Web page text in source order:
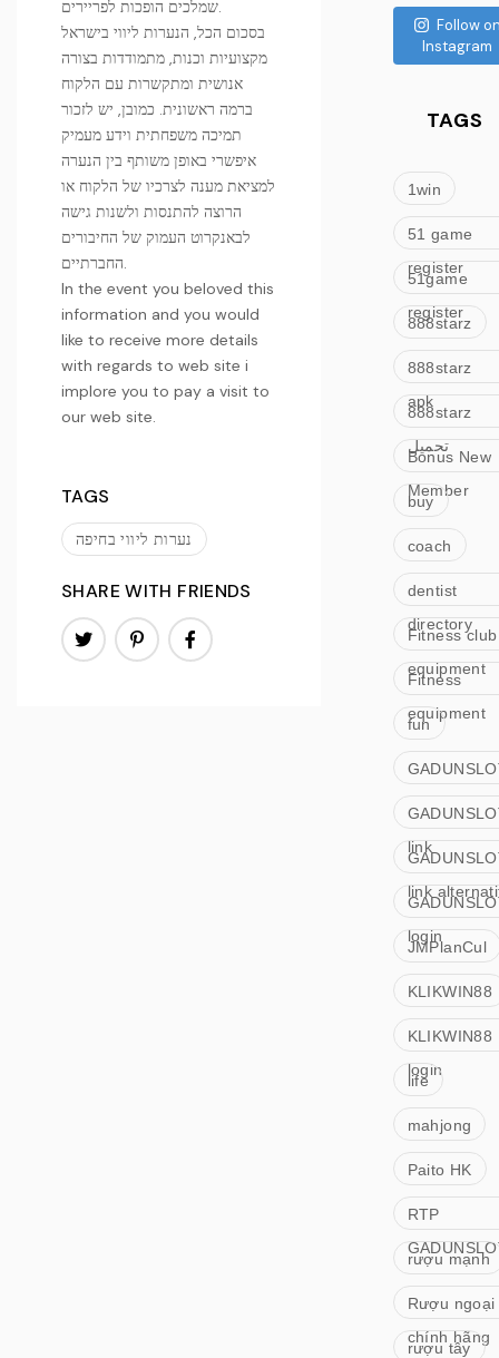
שמלכים הופכות לפריירים.
בסכום הכל, הנערות ליווי בישראל
מקצועיות וכנות, מתמודדות בצורה
אנושית ומתקשרות עם הלקוח
ברמה ראשונית. כמובן, יש לזכור
תמיכה משפחתית וידע מעמיק
איפשרי באופן משותף בין הנערה
למציאת מענה לצרכיו של הלקוח או
הרוצה להתנסות ולשנות גישה
לבאנקרוט העמוק של החיבורים
החברתיים.
In the event you beloved this
information and you would
like to receive more details
with regards to web site i
implore you to pay a visit to
our web site.
TAGS
נערות ליווי בחיפה
SHARE WITH FRIENDS
Follow
Instagram
TAGS
1win
51 game
register
51game
register
888starz
888starz
apk
888starz
تحميل
Bonus New
Member
buy
coach
dentist
directory
Fitness club
equipment
Fitness
equipment
fun
link
link
login
JMPlanCul
KLIKWIN88
KLIKWIN88
login
life
mahjong
Paito HK
RTP
rượu mạnh
Rượu ngoại
chính hãng
rượu tây